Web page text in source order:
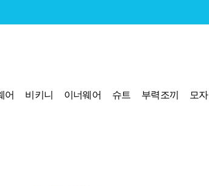
어 비키니 이너웨어 슈트 부력조끼 모자